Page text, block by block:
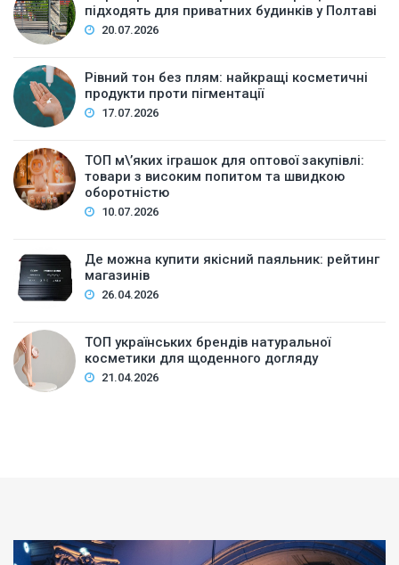
підходять для приватних будинків у Полтаві
20.07.2026
Рівний тон без плям: найкращі косметичні
продукти проти пігментації
17.07.2026
ТОП м\’яких іграшок для оптової закупівлі:
товари з високим попитом та швидкою
оборотністю
10.07.2026
Де можна купити якісний паяльник: рейтинг
магазинів
26.04.2026
ТОП українських брендів натуральної
косметики для щоденного догляду
21.04.2026